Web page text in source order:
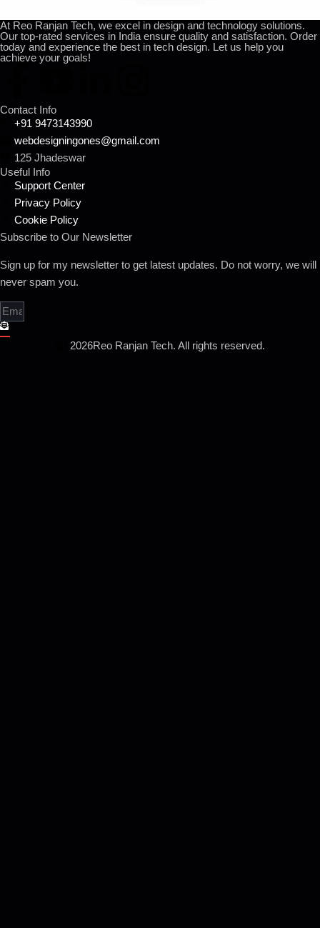
At Reo Ranjan Tech, we excel in design and technology solutions.
Our top-rated services in India ensure quality and satisfaction. Order
today and experience the best in tech design. Let us help you
achieve your goals!
Contact Info
+91 9473143990
webdesigningones@gmail.com
125 Jhadeswar
Useful Info
Support Center
Privacy Policy
Cookie Policy
Subscribe to Our Newsletter
Sign up for my newsletter to get latest updates. Do not worry, we will
never spam you.
2026Reo Ranjan Tech. All rights reserved.